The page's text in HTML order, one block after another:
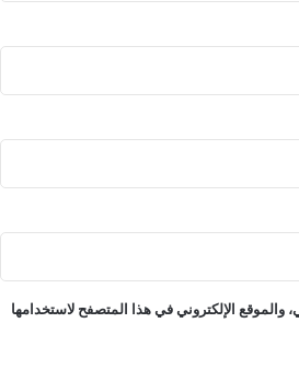
والموقع الإلكتروني في هذا المتصفح لاستخدامها